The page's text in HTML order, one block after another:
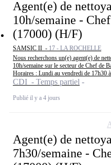
Agent(e) de
10h/semaine -
(17000) (H/F)
SAMSIC II - 17 - LA ROCHELLE
Nous recherchons un(e) agent(e) de
10h/semaine sur le secteur de Chef de
Horaires : Lundi au vendredi de 17h30
CDI - Temps partiel
Publié il y a 4 jours
Agent(e) de
7h30/semaine -